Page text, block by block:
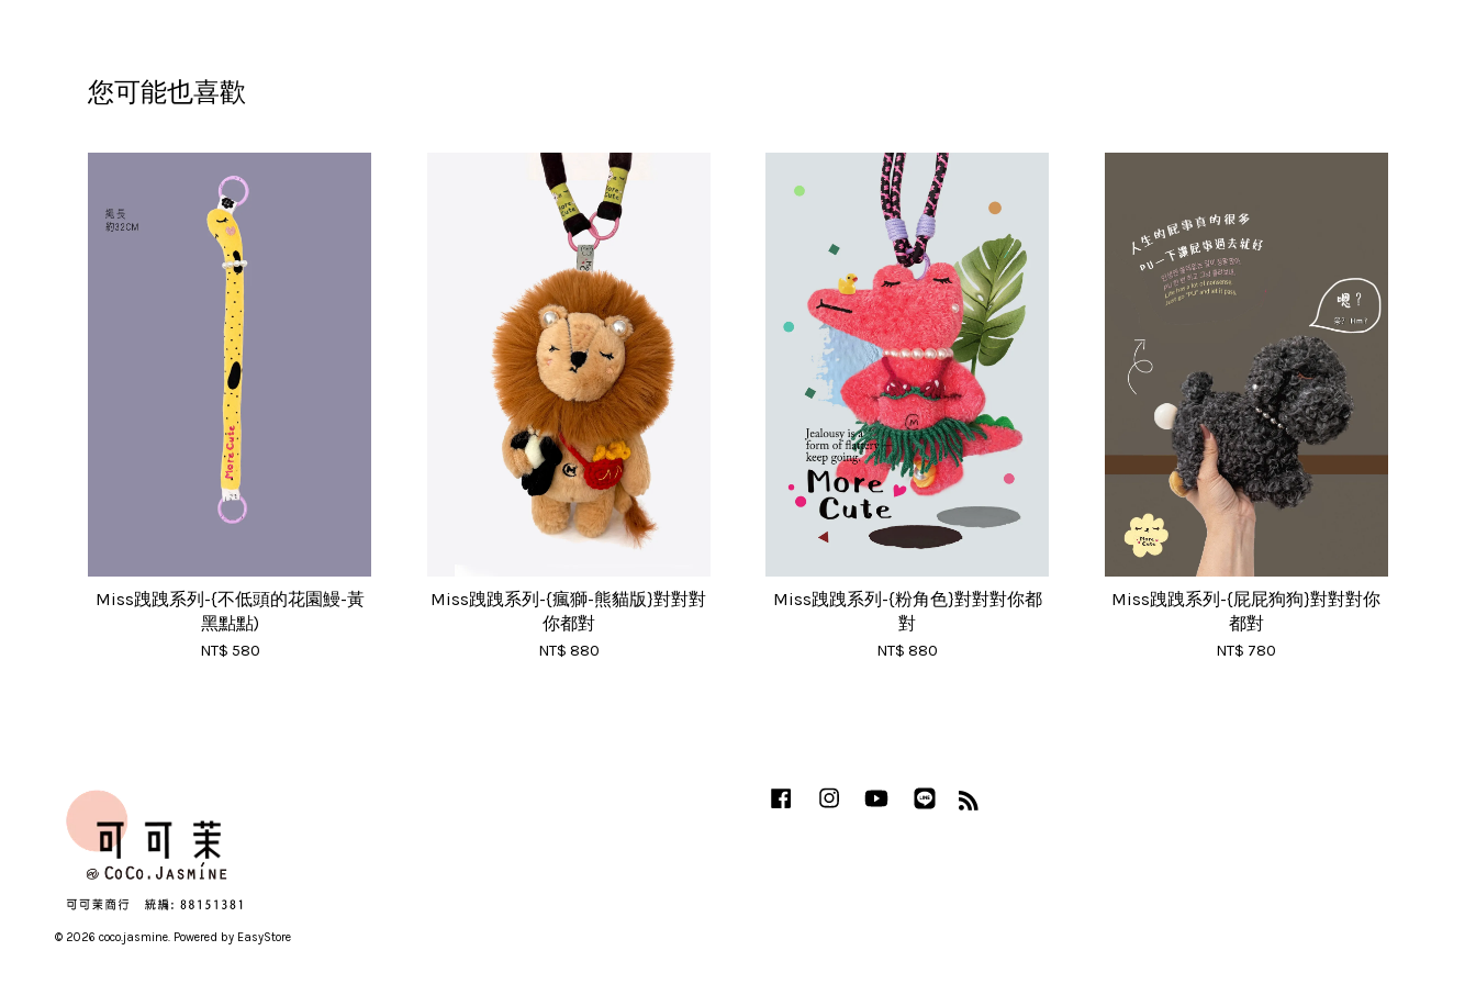
您可能也喜歡
Miss跩跩系列-{不低頭的花園鰻-黃
黑點點)
NT$ 580
Miss跩跩系列-{瘋獅-熊貓版}對對對
你都對
NT$ 880
Miss跩跩系列-{粉角色}對對對你都
對
NT$ 880
Miss跩跩系列-{屁屁狗狗}對對對你
都對
NT$ 780
© 2026 coco.jasmine. Powered by EasyStore
Facebook InstagramYouTube Line